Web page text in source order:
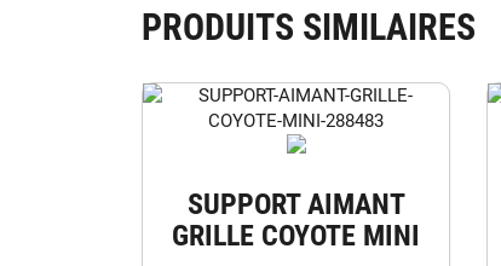
PRODUITS SIMILAIRES
SUPPORT AIMANT
GRILLE COYOTE MINI